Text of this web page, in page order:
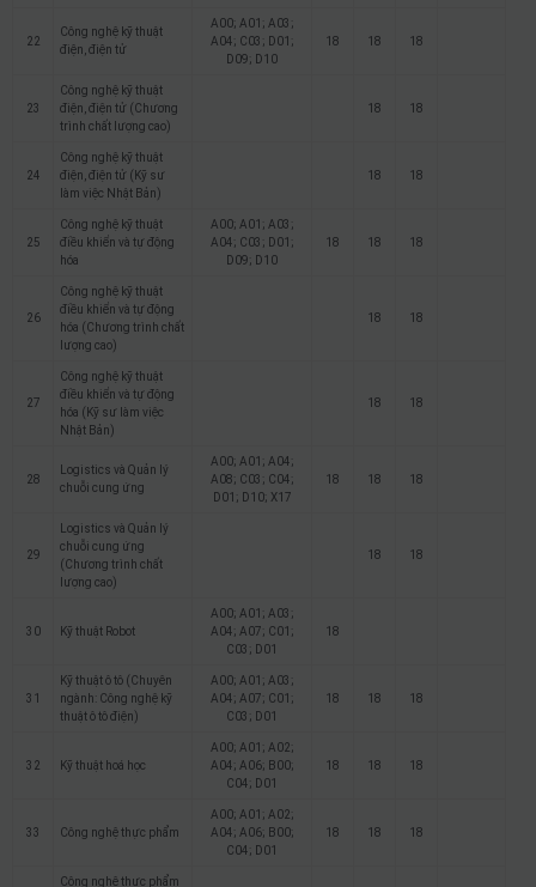
22
Công nghệ kỹ thuật
điện, điện tử
A00; A01; A03;
A04; C03; D01;
D09; D10
18 18 18
23
Công nghệ kỹ thuật
điện, điện tử (Chương
trình chất lượng cao)
18 18
24
Công nghệ kỹ thuật
điện, điện tử (Kỹ sư
làm việc Nhật Bản)
18 18
25
Công nghệ kỹ thuật
điều khiển và tự động
hóa
A00; A01; A03;
A04; C03; D01;
D09; D10
18 18 18
26
Công nghệ kỹ thuật
điều khiển và tự động
hóa (Chương trình chất
lượng cao)
18 18
27
Công nghệ kỹ thuật
điều khiển và tự động
hóa (Kỹ sư làm việc
Nhật Bản)
18 18
28
Logistics và Quản lý
chuỗi cung ứng
A00; A01; A04;
A08; C03; C04;
D01; D10; X17
18 18 18
29
Logistics và Quản lý
chuỗi cung ứng
(Chương trình chất
lượng cao)
18 18
30 Kỹ thuật Robot
A00; A01; A03;
A04; A07; C01;
C03; D01
18
31
Kỹ thuật ô tô (Chuyên
ngành: Công nghệ kỹ
thuật ô tô điện)
A00; A01; A03;
A04; A07; C01;
C03; D01
18 18 18
32 Kỹ thuật hoá học
A00; A01; A02;
A04; A06; B00;
C04; D01
18 18 18
33 Công nghệ thực phẩm
A00; A01; A02;
A04; A06; B00;
C04; D01
18 18 18
Công nghệ thực phẩm